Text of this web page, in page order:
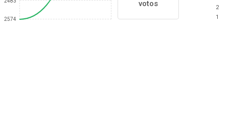
2574
votos
2
1